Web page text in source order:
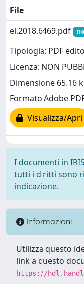
File
el.2018.6469.pdf
Tipologia: PDF
Licenza: NON
Dimensione 65.16
Formato Adobe
Visualizza/Apri
I documenti in
tutti i diritti sono
indicazione.
Informazioni
Utilizza questo
link a questo
https://